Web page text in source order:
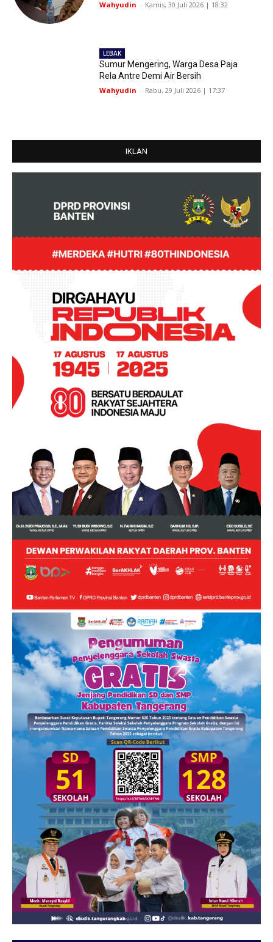
Wahyudin - Kamis, 30 Juli 2026 | 18:32
LEBAK
Sumur Mengering, Warga Desa Paja
Rela Antre Demi Air Bersih
Wahyudin - Rabu, 29 Juli 2026 | 17:37
IKLAN